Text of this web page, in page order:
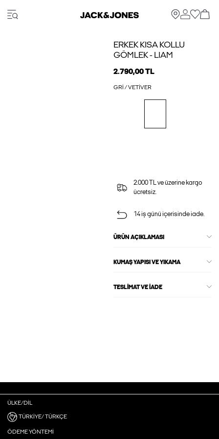
ERKEK KISA KOLLU
GÖMLEK - LIAM
2.790,00 TL
GRI / VETIVER
2.000 TL ve üzerine kargo
ücretsiz.
14 iş günü içerisinde iade.
ÜRÜN AÇIKLAMASI
KUMAŞ YAPISI VE YIKAMA
TESLIMAT VE İADE
ÜLKE/DIL
TÜRKIYE/ TÜRKÇE
ÖDEME YÖNTEMI